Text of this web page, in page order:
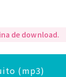
de download.
(mp3)